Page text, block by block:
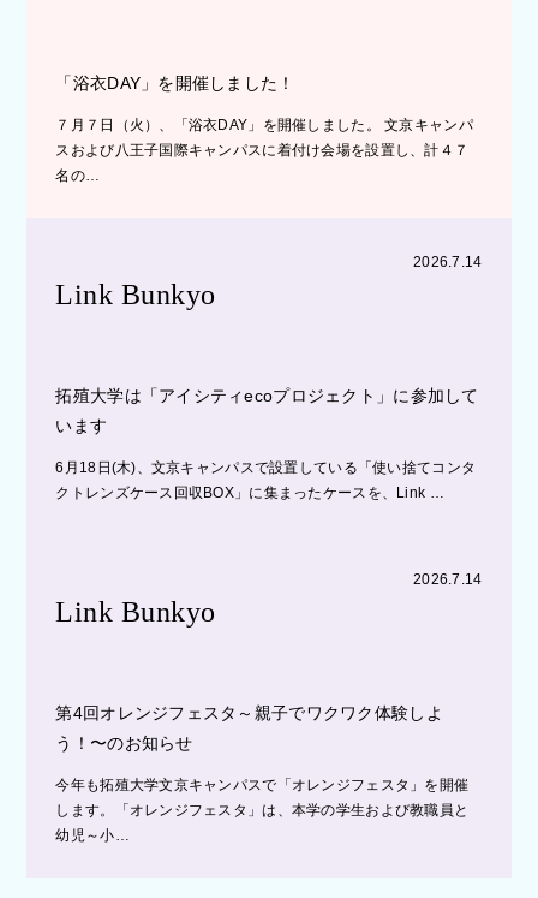
「浴衣DAY」を開催しました！
７月７日（火）、「浴衣DAY」を開催しました。 文京キャンパ
スおよび八王子国際キャンパスに着付け会場を設置し、計４７
名の…
2026.7.14
Link Bunkyo
拓殖大学は「アイシティecoプロジェクト」に参加して
います
6月18日(木)、文京キャンパスで設置している「使い捨てコンタ
クトレンズケース回収BOX」に集まったケースを、Link …
2026.7.14
Link Bunkyo
第4回オレンジフェスタ～親子でワクワク体験しよ
う！〜のお知らせ
今年も拓殖大学文京キャンパスで「オレンジフェスタ」を開催
します。「オレンジフェスタ」は、本学の学生および教職員と
幼児～小…